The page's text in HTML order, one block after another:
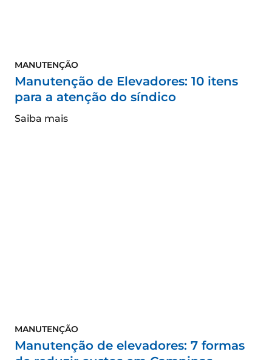
MANUTENÇÃO
Manutenção de Elevadores: 10 itens
para a atenção do síndico
Saiba mais
MANUTENÇÃO
Manutenção de elevadores: 7 formas